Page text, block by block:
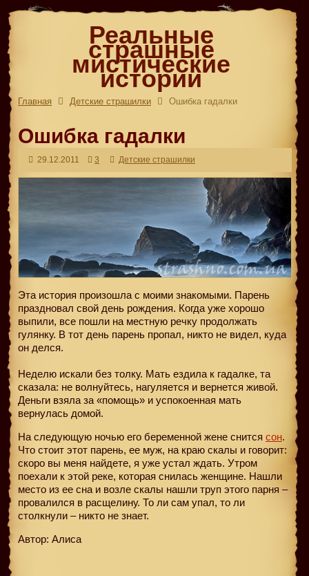
Реальные
страшные
мистические
истории
Главная Детские страшилки Ошибка гадалки
Ошибка гадалки
29.12.2011 3 Детские страшилки
Эта история произошла с моими знакомыми. Парень
праздновал свой день рождения. Когда уже хорошо
выпили, все пошли на местную речку продолжать
гулянку. В тот день парень пропал, никто не видел, куда
он делся.
Неделю искали без толку. Мать ездила к гадалке, та
сказала: не волнуйтесь, нагуляется и вернется живой.
Деньги взяла за «помощь» и успокоенная мать
вернулась домой.
На следующую ночью его беременной жене снится сон.
Что стоит этот парень, ее муж, на краю скалы и говорит:
скоро вы меня найдете, я уже устал ждать. Утром
поехали к этой реке, которая снилась женщине. Нашли
место из ее сна и возле скалы нашли труп этого парня –
провалился в расщелину. То ли сам упал, то ли
столкнули – никто не знает.
Автор: Алиса